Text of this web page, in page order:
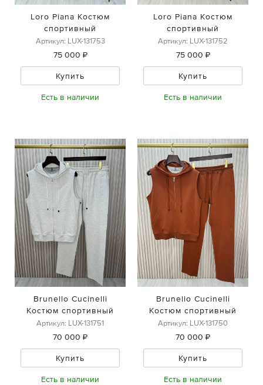
Loro Piana Костюм
спортивный
Артикул: LUX-131753
75 000 ₽
Купить
Есть в наличии
Loro Piana Костюм
спортивный
Артикул: LUX-131752
75 000 ₽
Купить
Есть в наличии
Brunello Cucinelli
Костюм спортивный
Артикул: LUX-131751
70 000 ₽
Купить
Есть в наличии
Brunello Cucinelli
Костюм спортивный
Артикул: LUX-131750
70 000 ₽
Купить
Есть в наличии